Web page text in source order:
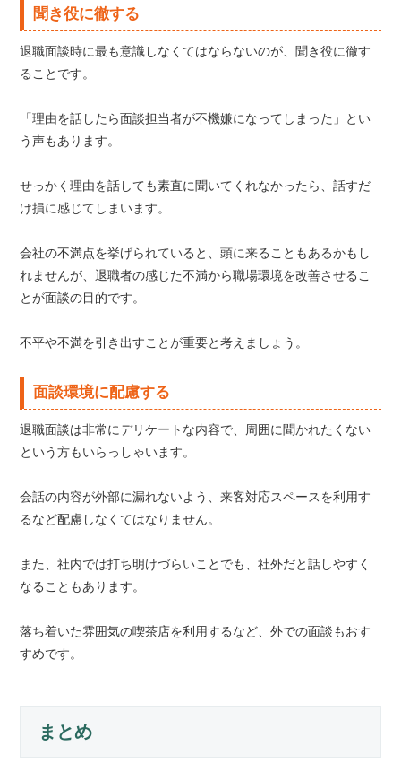
聞き役に徹する
退職面談時に最も意識しなくてはならないのが、聞き役に徹す
ることです。
「理由を話したら面談担当者が不機嫌になってしまった」とい
う声もあります。
せっかく理由を話しても素直に聞いてくれなかったら、話すだ
け損に感じてしまいます。
会社の不満点を挙げられていると、頭に来ることもあるかもし
れませんが、退職者の感じた不満から職場環境を改善させるこ
とが面談の目的です。
不平や不満を引き出すことが重要と考えましょう。
面談環境に配慮する
退職面談は非常にデリケートな内容で、周囲に聞かれたくない
という方もいらっしゃいます。
会話の内容が外部に漏れないよう、来客対応スペースを利用す
るなど配慮しなくてはなりません。
また、社内では打ち明けづらいことでも、社外だと話しやすく
なることもあります。
落ち着いた雰囲気の喫茶店を利用するなど、外での面談もおす
すめです。
まとめ